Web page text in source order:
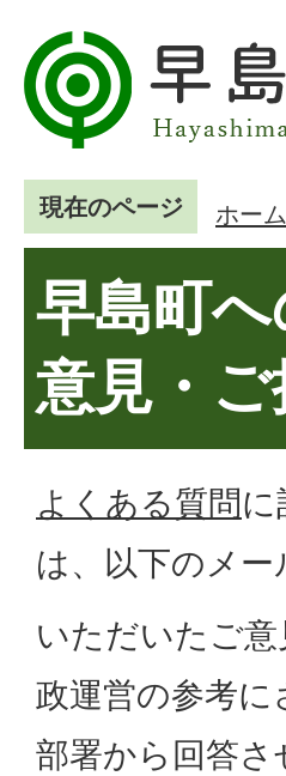
現在のページ ホーム
早島町
意見・
よくある質問に
は、以下のメ
いただいたご
政運営の参考
部署から回答